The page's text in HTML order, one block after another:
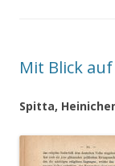
Mit Blick auf
Spitta,